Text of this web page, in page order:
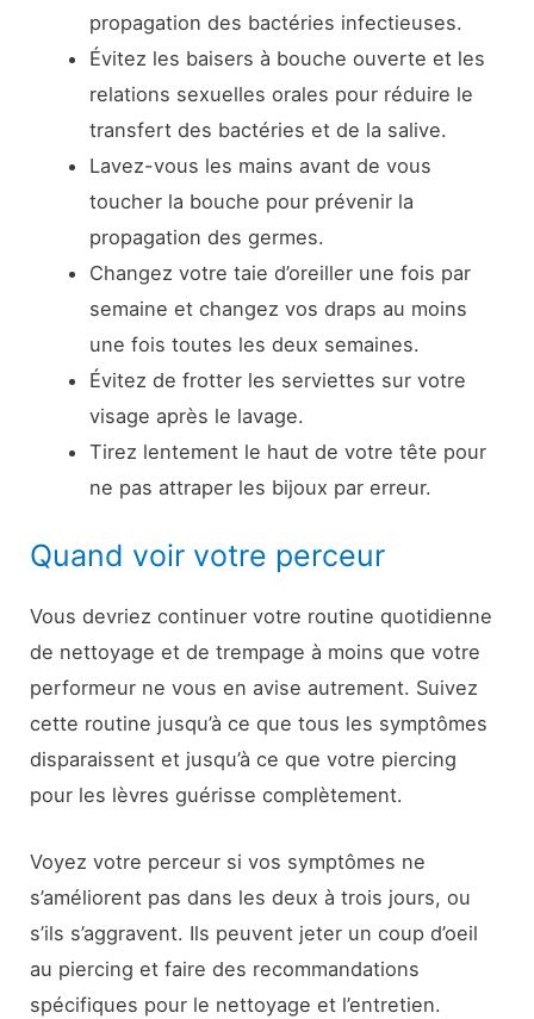
propagation des bactéries infectieuses.
Évitez les baisers à bouche ouverte et les
relations sexuelles orales pour réduire le
transfert des bactéries et de la salive.
Lavez-vous les mains avant de vous
toucher la bouche pour prévenir la
propagation des germes.
Changez votre taie d’oreiller une fois par
semaine et changez vos draps au moins
une fois toutes les deux semaines.
Évitez de frotter les serviettes sur votre
visage après le lavage.
Tirez lentement le haut de votre tête pour
ne pas attraper les bijoux par erreur.
Quand voir votre perceur
Vous devriez continuer votre routine quotidienne
de nettoyage et de trempage à moins que votre
performeur ne vous en avise autrement. Suivez
cette routine jusqu’à ce que tous les symptômes
disparaissent et jusqu’à ce que votre piercing
pour les lèvres guérisse complètement.
Voyez votre perceur si vos symptômes ne
s’améliorent pas dans les deux à trois jours, ou
s’ils s’aggravent. Ils peuvent jeter un coup d’oeil
au piercing et faire des recommandations
spécifiques pour le nettoyage et l’entretien.